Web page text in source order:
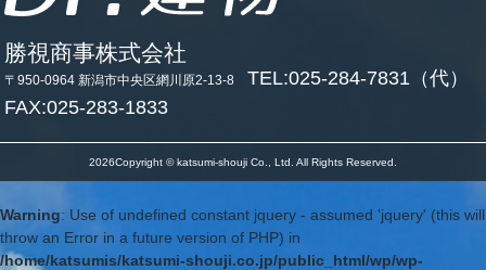
勝視商事株式会社
〒950-0964 新潟市中央区網川原2-13-8 TEL:025-284-7831（代）
FAX:025-283-1833
2026Copyright © katsumi-shouji Co., Ltd. All Rights Reserved.
Warning: Use of undefined constant jquery - assumed 'jquery' (this will
throw an Error in a future version of PHP) in
/home/katsumis/katsumi-shouji.co.jp/public_html/wp/wp-